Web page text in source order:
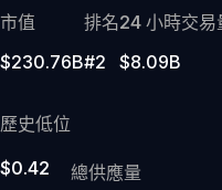
市值
$230.76B
排名
#2
24 小時交易
$8.09B
歷史低位
$0.42
總供應量